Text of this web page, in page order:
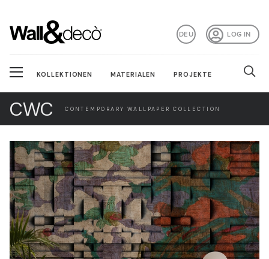
LOG IN
DEU
KOLLEKTIONEN MATERIALEN PROJEKTE
CWC CONTEMPORARY WALLPAPER COLLECTION